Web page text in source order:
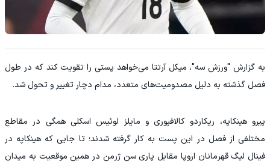
به گزارش "ورزش سه"، میکل آرتتا می‌خواهد پستی را تقویت کند که در طول
فصل گذشته به دلیل مصدومیت‌های متعدد، مدام دچار تغییر و تحول شد.
پیرو هینکاپه، ریکاردو کالافیوری و مایلز لوئیس اسکلی همگی در مقاطع
مختلفی از فصل در این پست به کار گرفته شدند؛ تا جایی که هینکاپه در
فینال لیگ قهرمانان اروپا مقابل پاری سن ژرمن در همین موقعیت به میدان